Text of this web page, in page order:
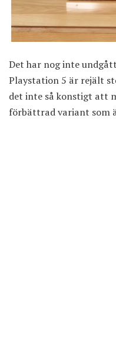
Det har nog inte
Playstation 5 är rejält
det inte så konstigt att
förbättrad variant som